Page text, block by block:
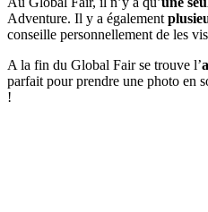
Adventure. Il y a également
conseille personnellement de les
A la fin du Global Fair se trouve l’
parfait pour prendre une photo en
!